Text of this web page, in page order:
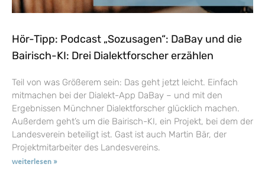
Hör-Tipp: Podcast „Sozusagen“: DaBay und die
Bairisch-KI: Drei Dialektforscher erzählen
Teil von was Größerem sein: Das geht jetzt leicht. Einfach
mitmachen bei der Dialekt-App DaBay – und mit den
Ergebnissen Münchner Dialektforscher glücklich machen.
Außerdem geht’s um die Bairisch-KI, ein Projekt, bei dem der
Landesverein beteiligt ist. Gast ist auch Martin Bär, der
Projektmitarbeiter des Landesvereins.
weiterlesen »